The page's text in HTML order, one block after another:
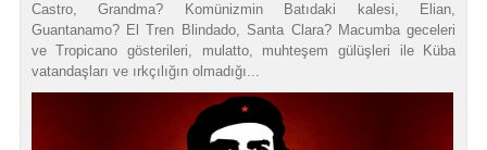
Castro, Grandma? Komünizmin Batıdaki kalesi, Elian,
Guantanamo? El Tren Blindado, Santa Clara? Macumba geceleri
ve Tropicano gösterileri, mulatto, muhteşem gülüşleri ile Küba
vatandaşları ve ırkçılığın olmadığı...